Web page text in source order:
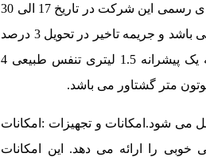
یا در نمایندگی های رسمی این شرکت در تاریخ 17 الی 30
موعد تحویل جک J4 90 روز کاری می باشد و جریمه تاخیر در تحویل 3 درصد
جک J4 مجهز به یک پیشرانه 1.5 لیتری تنفس طبیعی 4
امکانات و تجهیزات : امکانات
این امکانات